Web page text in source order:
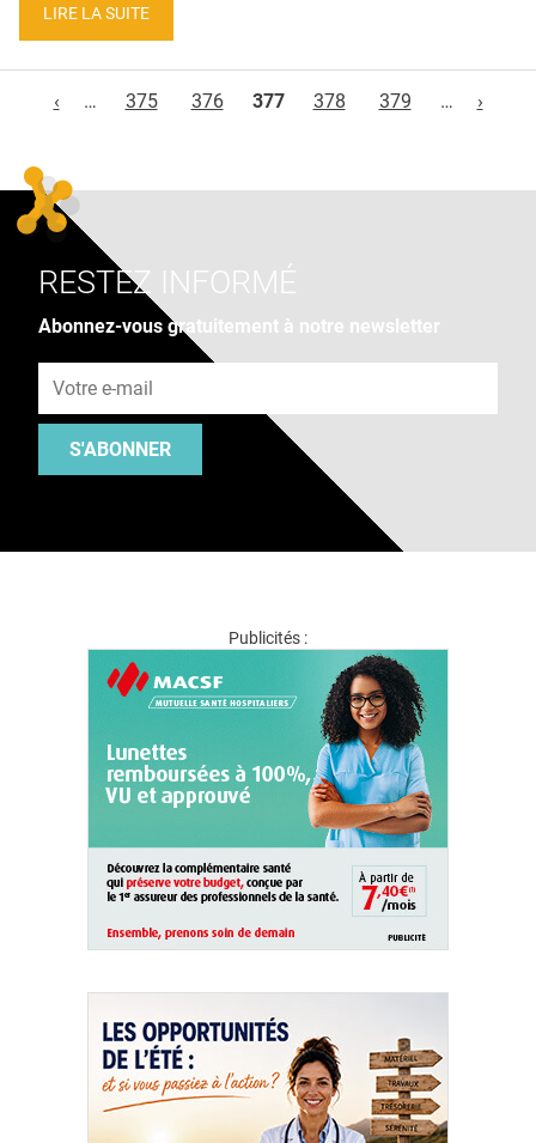
LIRE LA SUITE
‹
… 375 376 377 378 379 … ›
RESTEZ INFORMÉ
Abonnez-vous gratuitement à notre newsletter
S'ABONNER
Publicités :